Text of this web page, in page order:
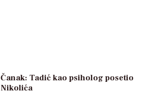
Čanak: Tadić kao psiholog posetio
Nikolića